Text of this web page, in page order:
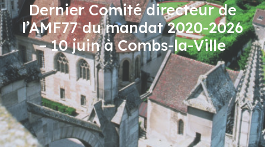
Dernier Comité directeur de
l’AMF77 du mandat 2020-2026
– 10 juin à Combs-la-Ville